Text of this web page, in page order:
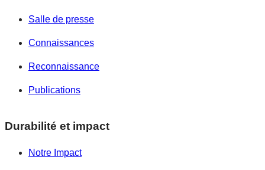
Salle de presse
Connaissances
Reconnaissance
Publications
Durabilité et impact
Notre Impact